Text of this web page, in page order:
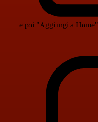
e poi "Aggiungi a Home"